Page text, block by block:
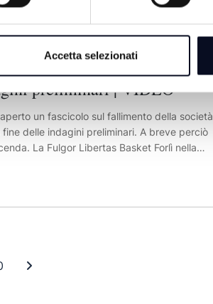
Accetta selezionati
preliminari | VIDEO
un fascicolo sul fallimento della società
delle indagini preliminari. A breve perciò
La Fulgor Libertas Basket Forlì nella
Flavio Casagrande, Luciano
e Chirisi, vengono inoltre contestate le
dagli abbonamenti alla stagione sportiva
Pagina 13300